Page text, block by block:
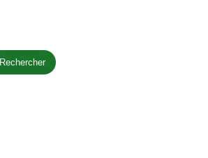
Rechercher